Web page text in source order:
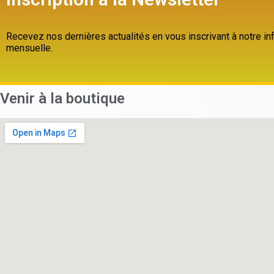
Recevez nos dernières actualités en vous inscrivant à notre
mensuelle.
Venir à la boutique